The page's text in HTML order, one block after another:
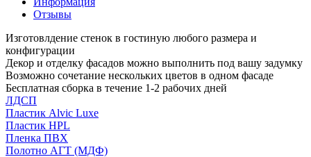
Отзывы
Изготовлдение стенок в гостиную любого размера и
конфигурации
Декор и отделку фасадов можно выполнить под вашу задумку
Возможно сочетание нескольких цветов в одном фасаде
Бесплатная сборка в течение 1-2 рабочих дней
ЛДСП
Пластик Alvic Luxe
Пластик HPL
Пленка ПВХ
Полотно АГТ (МДФ)